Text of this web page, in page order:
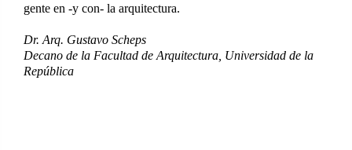
gente en -y con- la arquitectura.
Dr. Arq. Gustavo Scheps
Decano de la Facultad de Arquitectura, Universidad de la
República